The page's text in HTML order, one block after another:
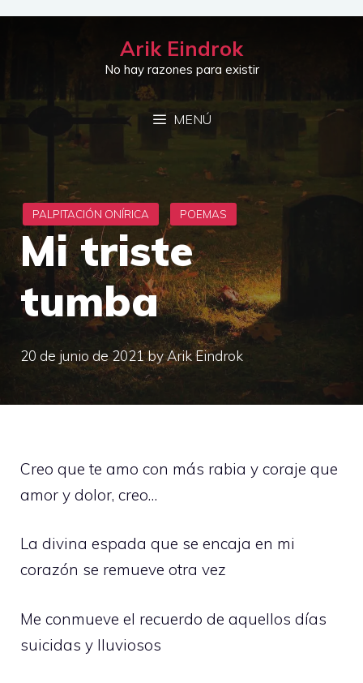
Saltar
Arik Eindrok
No hay razones para existir
MENÚ
Mi triste
tumba
20 de junio de 2021byArik Eindrok
Creo que te amo con más rabia y coraje que
amor y dolor, creo…
La divina espada que se encaja en mi
corazón se remueve otra vez
Me conmueve el recuerdo de aquellos días
suicidas y lluviosos